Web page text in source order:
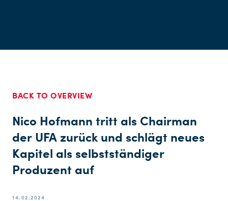
BACK TO OVERVIEW
Nico Hofmann tritt als Chairman
der UFA zurück und schlägt neues
Kapitel als selbstständiger
Produzent auf
14.02.2024